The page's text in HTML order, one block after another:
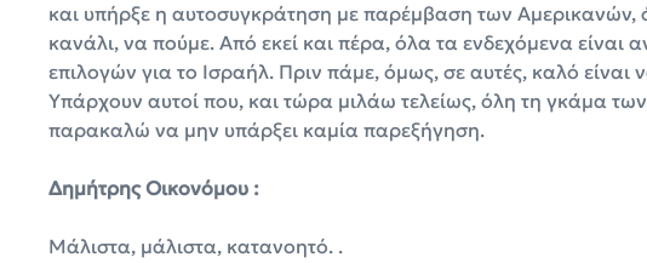
και υπήρξε η αυτοσυγκράτηση με παρέμβαση των Αμερικανών,
κανάλι, να πούμε. Από εκεί και πέρα, όλα τα ενδεχόμενα είναι
επιλογών για το Ισραήλ. Πριν πάμε, όμως, σε αυτές, καλό
Υπάρχουν αυτοί που, και τώρα μιλάω τελείως, όλη τη γκάμα
παρακαλώ να μην υπάρξει καμία παρεξήγηση.
Δημήτρης Οικονόμου :
Μάλιστα, μάλιστα, κατανοητό. .